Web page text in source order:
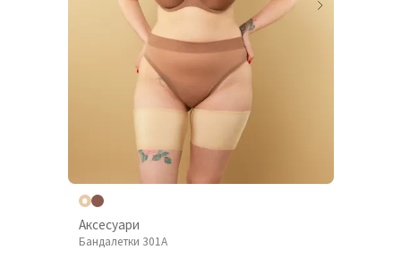
Аксесуари
Бандалетки 301A